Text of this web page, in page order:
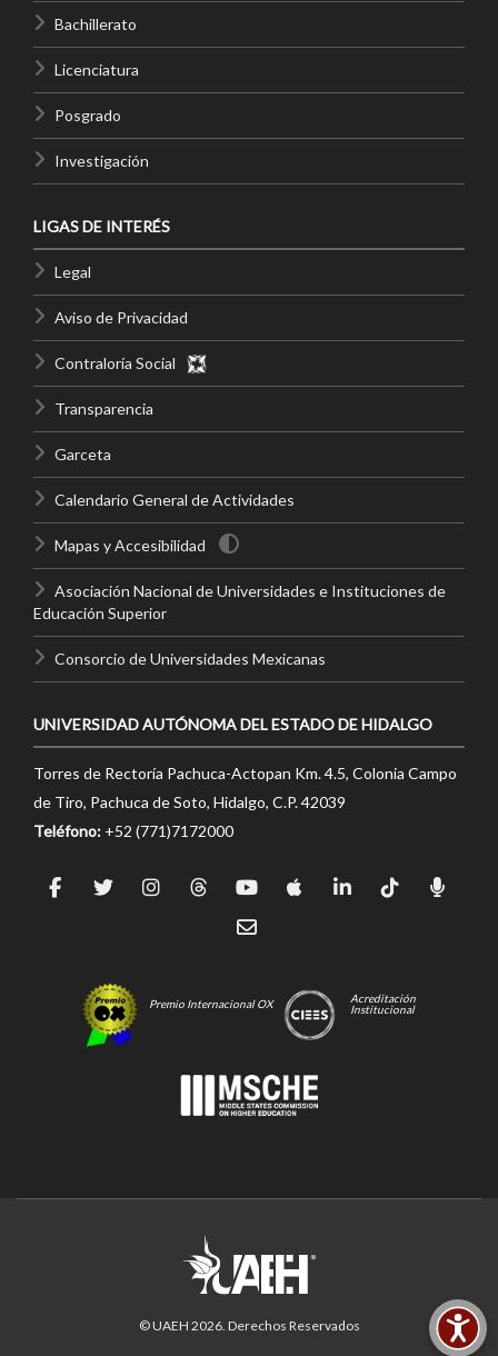
Bachillerato
Licenciatura
Posgrado
Investigación
LIGAS DE INTERÉS
Legal
Aviso de Privacidad
Contraloría Social
Transparencia
Garceta
Calendario General de Actividades
Mapas y Accesibilidad
Asociación Nacional de Universidades e Instituciones de
Educación Superior
Consorcio de Universidades Mexicanas
UNIVERSIDAD AUTÓNOMA DEL ESTADO DE HIDALGO
Torres de Rectoría Pachuca-Actopan Km. 4.5, Colonia Campo
de Tiro, Pachuca de Soto, Hidalgo, C.P. 42039
Teléfono: +52 (771)7172000
Premio Internacional OX
Acreditación
Institucional
© UAEH 2026. Derechos Reservados